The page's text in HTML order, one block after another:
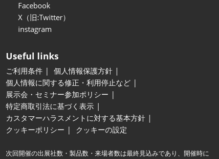
Facebook
X（旧:Twitter）
instagram
Useful links
ご利用条件
個人情報保護方針
個人情報に関する修正・利用停止など
展示会・セミナー参加ポリシー
特定商取引法に基づく表示
カスタマーハラスメントに対する基本方針
クッキーポリシー
クッキーの設定
次回開催の出展社数・製品数・来場者数は最終見込みであり、開催時に